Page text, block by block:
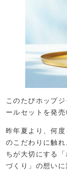
このたびホップ
ールセットを発売
昨年夏より、何
のこだわりに触
ちが大切にする
づくり」の想い